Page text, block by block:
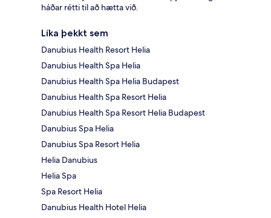
háðar rétti til að hætta við.
Líka þekkt sem
Danubius Health Resort Helia
Danubius Health Spa Helia
Danubius Health Spa Helia Budapest
Danubius Health Spa Resort Helia
Danubius Health Spa Resort Helia Budapest
Danubius Spa Helia
Danubius Spa Resort Helia
Helia Danubius
Helia Spa
Spa Resort Helia
Danubius Health Hotel Helia